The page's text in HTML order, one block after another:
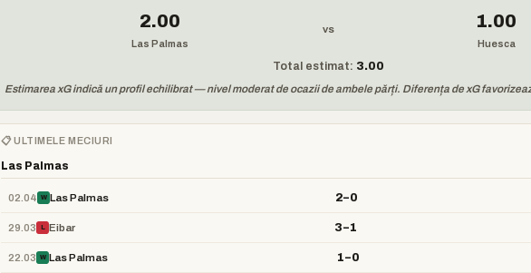
2.00
Las Palmas
vs 1.00
Huesca
Total estimat: 3.00
Estimarea xG indică un profil echilibrat — nivel moderat de ocazii de ambele părți. Diferența de xG
📋 ULTIMELE MECIURI
Las Palmas
02.04 W Las Palmas 2–0
29.03 L Eibar 3–1
22.03 W Las Palmas 1–0